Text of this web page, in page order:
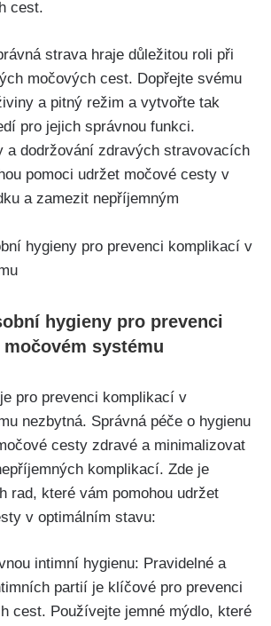
cest.
strava hraje důležitou roli při
močových​ cest. Dopřejte svému
a pitný režim‌ a ⁣vytvořte​ tak​
pro jejich správnou funkci.
a dodržování zdravých stravovacích
⁢pomoci⁣ udržet močové cesty v
a ​zamezit nepříjemným
hygieny⁤ pro prevenci
systému
pro prevenci komplikací‍ v⁢
nezbytná. Správná péče o ‌hygienu
cesty zdravé a⁤ minimalizovat
​komplikací. Zde je
rad,‌ které vám pomohou udržet
v optimálním⁣ stavu:
intimní hygienu: Pravidelné a
partií je⁣ klíčové pro​ prevenci
cest.⁢ Používejte jemné​ mýdlo, které